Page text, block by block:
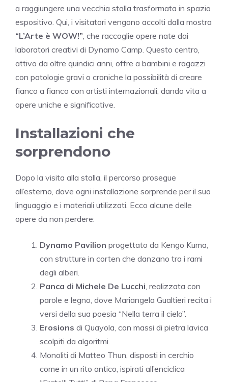
a raggiungere una vecchia stalla trasformata in spazio
espositivo. Qui, i visitatori vengono accolti dalla mostra
“L’Arte è WOW!” , che raccoglie opere nate dai
laboratori creativi di Dynamo Camp. Questo centro,
attivo da oltre quindici anni, offre a bambini e ragazzi
con patologie gravi o croniche la possibilità di creare
fianco a fianco con artisti internazionali, dando vita a
opere uniche e significative.
Installazioni che
sorprendono
Dopo la visita alla stalla, il percorso prosegue
all’esterno, dove ogni installazione sorprende per il suo
linguaggio e i materiali utilizzati. Ecco alcune delle
opere da non perdere:
Dynamo Pavilion progettato da Kengo Kuma,
con strutture in corten che danzano tra i rami
degli alberi.
Panca di Michele De Lucchi , realizzata con
parole e legno, dove Mariangela Gualtieri recita i
versi della sua poesia “Nella terra il cielo”.
Erosions di Quayola, con massi di pietra lavica
scolpiti da algoritmi.
Monoliti di Matteo Thun, disposti in cerchio
come in un rito antico, ispirati all’enciclica